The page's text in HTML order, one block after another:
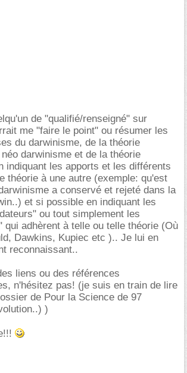
de "qualifié/renseigné" sur
me "faire le point" ou résumer les
du darwinisme, de la théorie
darwinisme et de la théorie
indiquant les apports et les différents
théorie à une autre (exemple: qu'est
a conservé et rejeté dans la
et si possible en indiquant les
ou tout simplement les
qui adhèrent à telle ou telle théorie (Où
Dawkins, Kupiec etc ).. Je lui en
reconnaissant..
liens ou des références
n'hésitez pas! (je suis en train de lire
de Pour la Science de 97
)